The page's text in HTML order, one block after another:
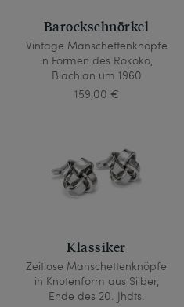
Barockschnörkel
Vintage Manschettenknöpfe
in Formen des Rokoko,
Blachian um 1960
159,00 €
Klassiker
Zeitlose Manschettenknöpfe
in Knotenform aus Silber,
Ende des 20. Jhdts.